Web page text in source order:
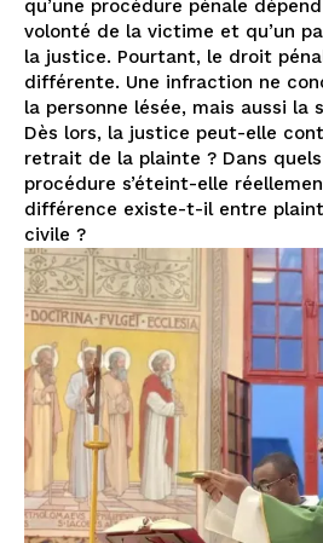
qu’une procédure pénale
volonté de la victime et qu’un
la justice. Pourtant, le droit pénal obéit à une logique
différente. Une infraction ne
la personne lésée, mais aussi
Dès lors, la justice peut-elle
retrait de la plainte ? Dans
procédure s’éteint-elle
différence existe-t-il entre
civile ?